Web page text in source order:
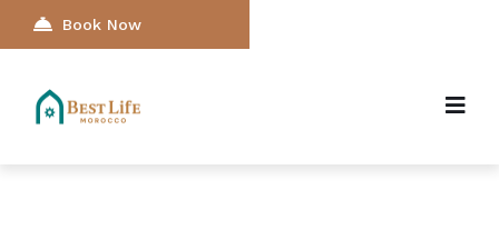
Book Now